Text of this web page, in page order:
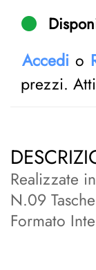
Accedi o
prezzi.
Realizzate
N.09 Tasche
Formato